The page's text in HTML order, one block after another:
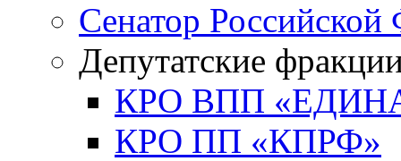
Сенатор Российской
Депутатские
КРО ВПП
КРО ПП «КПРФ»